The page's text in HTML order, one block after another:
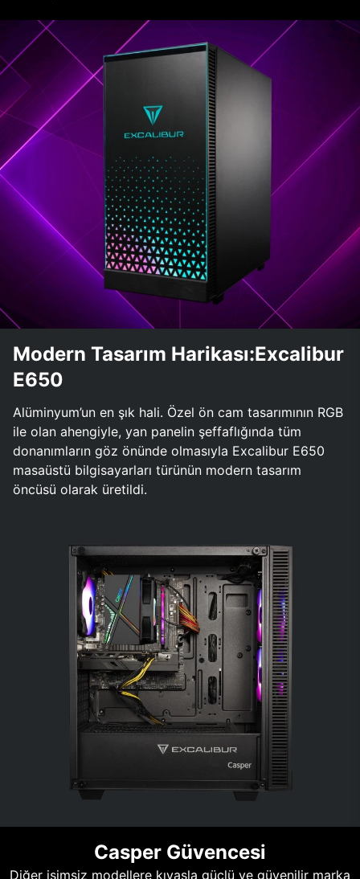
Modern Tasarım Harikası:Excalibur
E650
Alüminyum’un en şık hali. Özel ön cam tasarımının RGB
ile olan ahengiyle, yan panelin şeffaflığında tüm
donanımların göz önünde olmasıyla Excalibur E650
masaüstü bilgisayarları türünün modern tasarım
öncüsü olarak üretildi.
Casper Güvencesi
Diğer isimsiz modellere kıyasla güçlü ve güvenilir marka